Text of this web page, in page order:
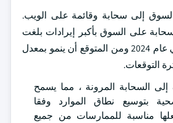
إلى سحابة وقائمة على الويب.
على السوق بأكبر إيرادات بلغت
281.7 مليون دولار أمريكي في عام 2024 ومن المتوقع أن ينمو بمعدل
التوقعات.
إلى السحابة المرونة ، مما يسمح
بتوسيع نطاق الموارد وفقا
مناسبة للممارسات من جميع